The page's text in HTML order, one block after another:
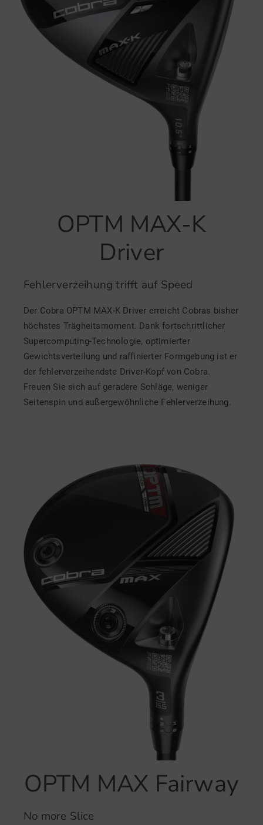
OPTM MAX Fairway
No more Slice
OPTM MAX-K
Driver
Fehlerverzeihung trifft auf Speed
Der Cobra OPTM MAX-K Driver erreicht Cobras bisher
höchstes Trägheitsmoment. Dank fortschrittlicher
Supercomputing-Technologie, optimierter
Gewichtsverteilung und raffinierter Formgebung ist er
der fehlerverzeihendste Driver-Kopf von Cobra.
Freuen Sie sich auf geradere Schläge, weniger
Seitenspin und außergewöhnliche Fehlerverzeihung.